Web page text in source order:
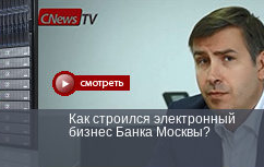
Как строился электронный
бизнес Банка Москвы?